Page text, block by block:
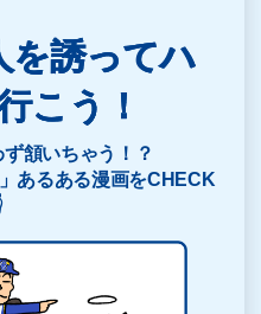
を誘ってハ
こう！
頷いちゃう！？
あるある漫画をCHECK